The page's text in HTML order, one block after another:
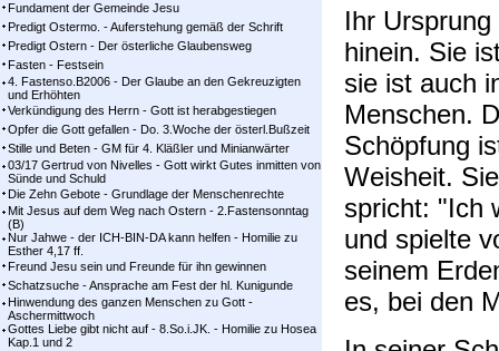
Fundament der Gemeinde Jesu
Predigt Ostermo. - Auferstehung gemäß der Schrift
Predigt Ostern - Der österliche Glaubensweg
Fasten - Festsein
4. Fastenso.B2006 - Der Glaube an den Gekreuzigten
und Erhöhten
Verkündigung des Herrn - Gott ist herabgestiegen
Opfer die Gott gefallen - Do. 3.Woche der österl.Bußzeit
Stille und Beten - GM für 4. Kläßler und Minianwärter
03/17 Gertrud von Nivelles - Gott wirkt Gutes inmitten von
Sünde und Schuld
Die Zehn Gebote - Grundlage der Menschenrechte
Mit Jesus auf dem Weg nach Ostern - 2.Fastensonntag
(B)
Nur Jahwe - der ICH-BIN-DA kann helfen - Homilie zu
Esther 4,17 ff.
Freund Jesu sein und Freunde für ihn gewinnen
Schatzsuche - Ansprache am Fest der hl. Kunigunde
Hinwendung des ganzen Menschen zu Gott -
Aschermittwoch
Gottes Liebe gibt nicht auf - 8.So.i.JK. - Homilie zu Hosea
Kap.1 und 2
Ihr
hinein. Sie
sie ist auch
Menschen.
Schöpfung
Weisheit.
spricht: "Ich
und spielte
seinem
es, bei den